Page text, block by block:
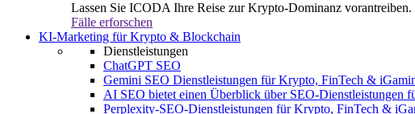
Lassen Sie ICODA Ihre Reise zur Krypto-Dominanz vorantreiben.
Fälle erforschen
KI-Marketing für Krypto & Blockchain
Dienstleistungen
ChatGPT SEO
Gemini SEO Dienstleistungen für Krypto, FinTech &
AI SEO bietet einen Überblick über SEO-Dienstleistungen
Perplexity-SEO-Dienstleistungen für Krypto, FinTech &